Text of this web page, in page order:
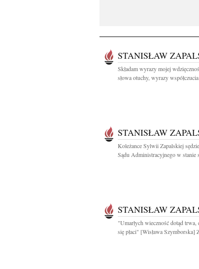
STANISŁAW
Składam wyrazy mojej
słowa otuchy, wyrazy
STANISŁAW
Koleżance Sylwii Zapalskiej
Sądu Administracyjnego w stanie
STANISŁAW
"Umarłych wieczność dotąd trwa,
się płaci" [Wisława Szymborska]